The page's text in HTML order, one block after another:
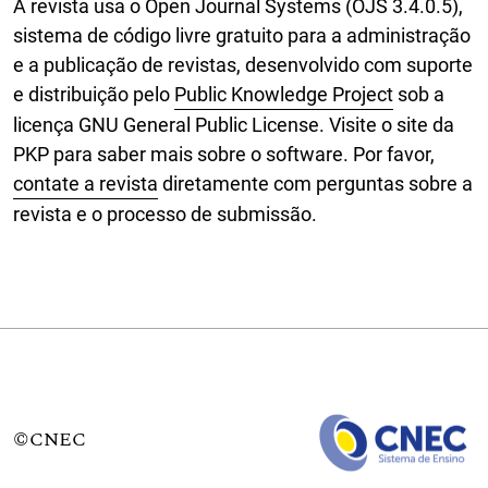
A revista usa o Open Journal Systems (OJS 3.4.0.5),
sistema de código livre gratuito para a administração
e a publicação de revistas, desenvolvido com suporte
e distribuição pelo Public Knowledge Project sob a
licença GNU General Public License. Visite o site da
PKP para saber mais sobre o software. Por favor,
contate a revista diretamente com perguntas sobre a
revista e o processo de submissão.
©CNEC